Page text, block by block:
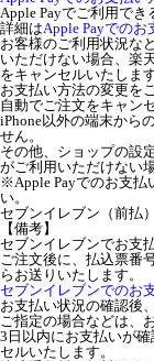
Apple Payでご利用でき
詳細はApple Payでのお
お客様のご利用状況な
いただけない場合、楽
をキャンセルいたします
お支払い方法の変更を
自動でご注文をキャン
iPhone以外の端末から
せん。
その他、ショップの設
がご利用いただけない
※Apple Payでのお支払
い。
セブンイレブン（前払）
【備考】
セブンイレブンでお支
ご注文後に、払込票番
らお送りいたします。
セブンイレブンでのお
お支払い状況の確認後
ご指定の場合などは、
3日以内にお支払いが
セルいたします。